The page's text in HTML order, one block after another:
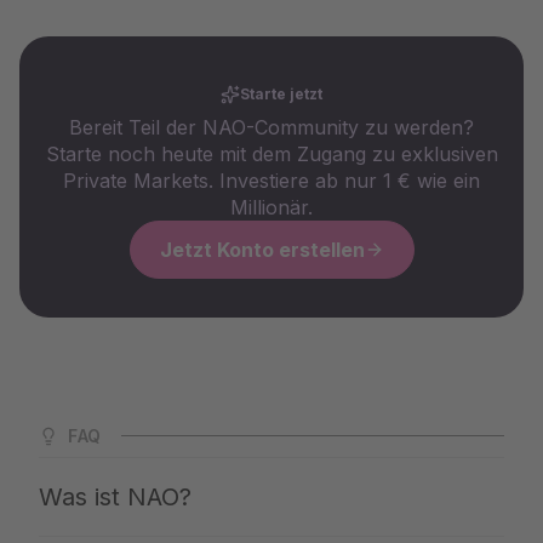
Starte jetzt
Bereit Teil der NAO-Community zu werden?
Starte noch heute mit dem Zugang zu exklusiven
Private Markets. Investiere ab nur 1 € wie ein
Millionär.
Jetzt Konto erstellen
FAQ
Was ist NAO?